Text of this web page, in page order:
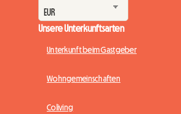
Unsere Unterkunftsarten
Unterkunft beim Gastgeber
Wohngemeinschaften
Coliving